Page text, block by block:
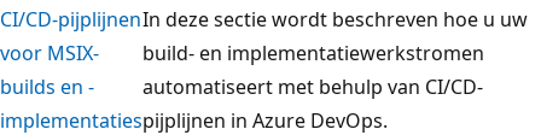
CI/CD-pijplijnen
voor MSIX-
builds en -
implementaties
In deze sectie wordt beschreven hoe u uw
build- en implementatiewerkstromen
automatiseert met behulp van CI/CD-
pijplijnen in Azure DevOps.